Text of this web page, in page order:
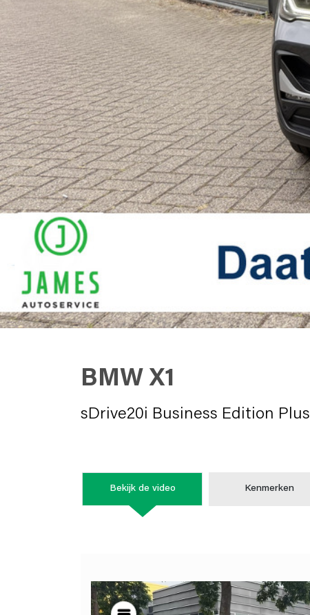
BMW X1
sDrive20i Business Edition Plus
Bekijk de video Kenmerken